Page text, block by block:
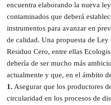
encuentra elaborando la nueva
contaminados que deberá
instrumentos para avanzar en
de calidad. Una propuesta de
Residuo Cero, entre ellas
debería de ser mucho más
actualmente y que, en el ámbito
1. Asegurar que los productores
circularidad en los procesos de